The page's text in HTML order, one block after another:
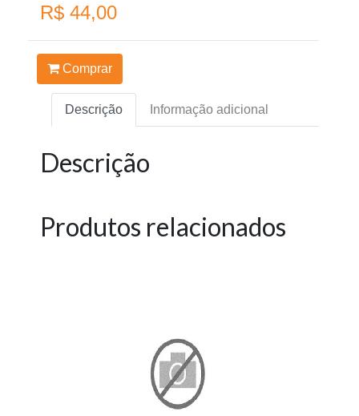
R$ 44,00
Comprar
Descrição Informação adicional
Descrição
Produtos relacionados